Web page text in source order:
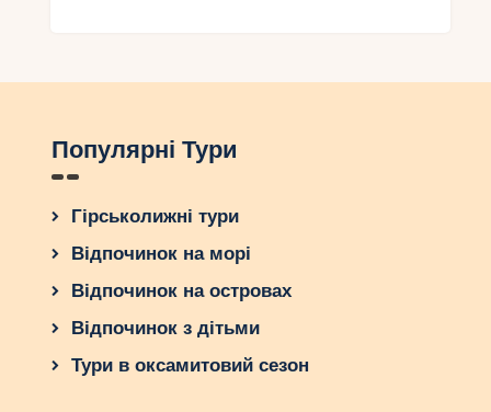
Популярні Тури
Гірськолижні тури
Відпочинок на морі
Відпочинок на островах
Відпочинок з дітьми
Тури в оксамитовий сезон